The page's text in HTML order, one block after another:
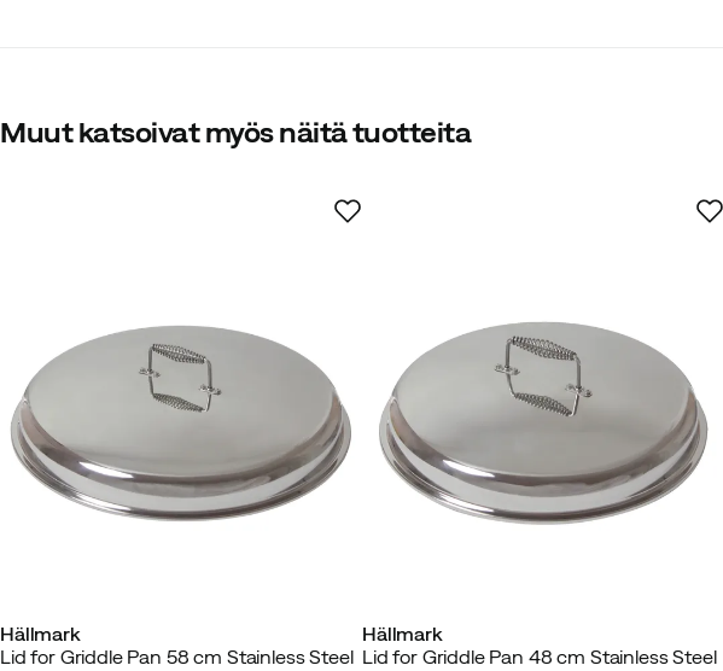
4.6
2 viikkoa sitten Vahvistettu ostaja
Stainless Steel
OneSize
Muut katsoivat myös näitä tuotteita
Hällmark
Lid for Griddle Pan 58 cm Stainless Steel
Hällmark
Lid for Griddle Pan 48 cm Stainless Steel